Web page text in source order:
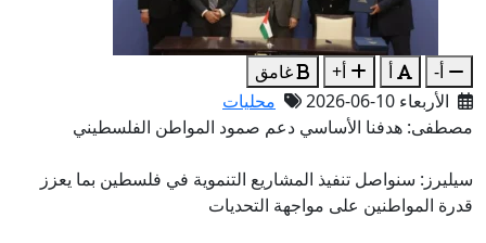
أ- أ أ+
غامق
الأربعاء 10-06-2026
محليات
مصطفى: هدفنا الأساسي دعم صمود المواطن الفلسطيني
سيليرز: سنواصل تنفيذ المشاريع التنموية في فلسطين بما يعزز
قدرة المواطنين على مواجهة التحديات